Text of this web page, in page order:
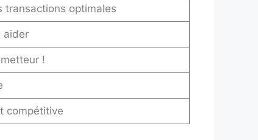
transactions optimales
aider
!
compétitive